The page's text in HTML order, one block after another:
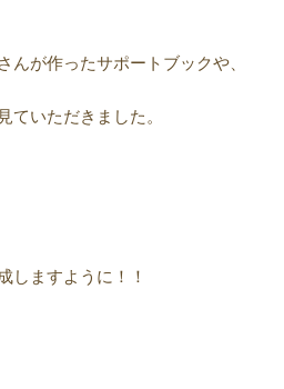
んが作ったサポートブックや、
ていただきました。
しますように！！